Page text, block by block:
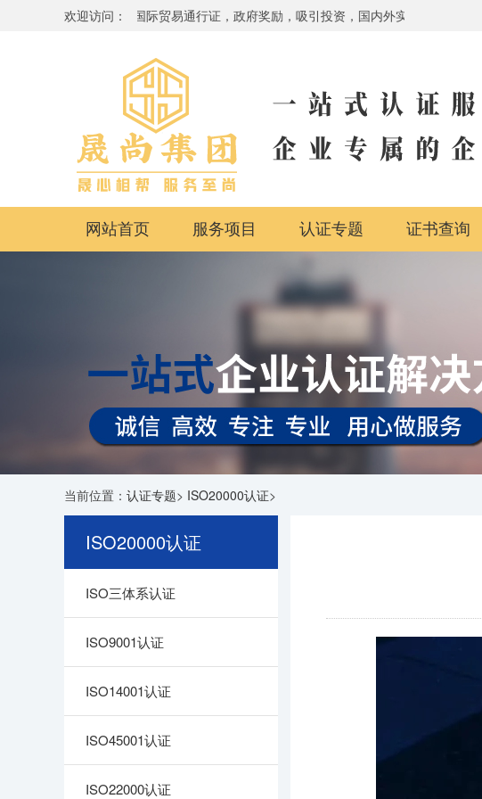
欢迎访问：
升，国际贸易通行证，政府奖励，吸引投资，国内外实地办公地点，行业体系全覆盖
网站首页 服务项目 认证专题 证书查询
当前位置： 认证专题> ISO20000认证>
ISO20000认证
ISO三体系认证
ISO9001认证
ISO14001认证
ISO45001认证
ISO22000认证